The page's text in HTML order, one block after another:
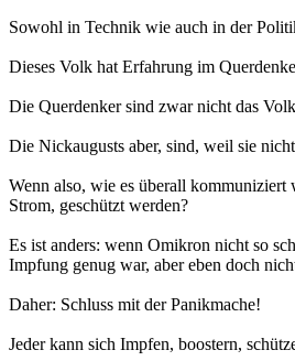
Sowohl in Technik wie auch in der
Dieses Volk hat Erfahrung im
Die Querdenker sind zwar nicht das
Die Nickaugusts aber, sind, weil sie
Wenn also, wie es überall kommuniziert
Strom, geschützt werden?
Es ist anders: wenn Omikron nicht so
Impfung genug war, aber eben doch
Daher: Schluss mit der Panikmache!
Jeder kann sich Impfen, boostern,